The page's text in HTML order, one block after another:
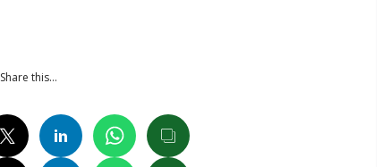
Share this…